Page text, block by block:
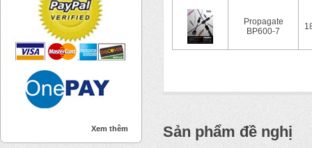
Xem thêm
Propagate
BP600-7
Sản phẩm đề nghị